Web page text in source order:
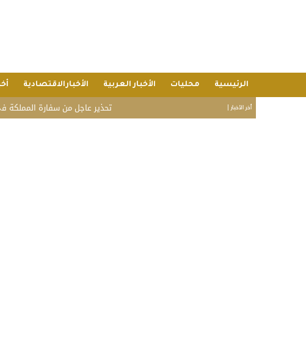
الرئيسية محليات الأخبار العربية الأخبارالاقتصادية
أخر الأخبار | تحذير عاجل من سفارة المملكة في